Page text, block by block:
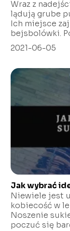
Wraz z
lądują grube
Ich miejsce
bejsbolówki.
2021-06-05
Jak wybrać
Niewiele jest
kobiecość w
Noszenie
poczuć się